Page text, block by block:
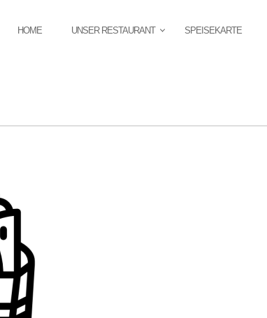
PRIMÄR-
HOME UNSER RESTAURANT SPEISEKARTE